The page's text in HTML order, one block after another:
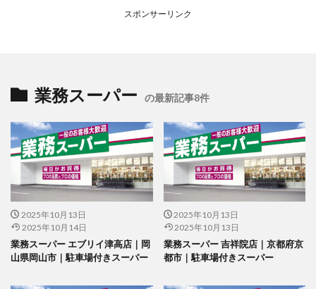
スポンサーリンク
業務スーパー の最新記事8件
2025年10月13日
2025年10月14日
業務スーパー エブリイ津高店｜岡
山県岡山市｜駐車場付きスーパー
2025年10月13日
2025年10月13日
業務スーパー 吉祥院店｜京都府京
都市｜駐車場付きスーパー